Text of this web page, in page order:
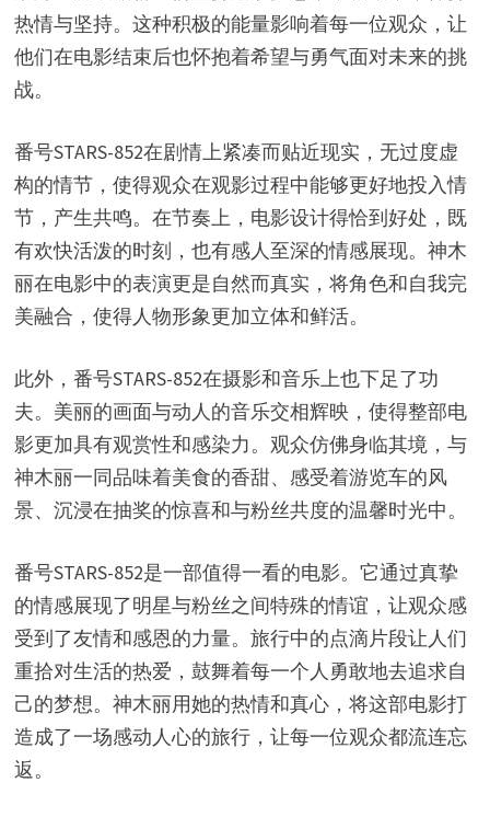
热情与坚持。这种积极的能量影响着每一位观众，让
他们在电影结束后也怀抱着希望与勇气面对未来的挑
战。
番号STARS-852在剧情上紧凑而贴近现实，无过度虚
构的情节，使得观众在观影过程中能够更好地投入情
节，产生共鸣。在节奏上，电影设计得恰到好处，既
有欢快活泼的时刻，也有感人至深的情感展现。神木
丽在电影中的表演更是自然而真实，将角色和自我完
美融合，使得人物形象更加立体和鲜活。
此外，番号STARS-852在摄影和音乐上也下足了功
夫。美丽的画面与动人的音乐交相辉映，使得整部电
影更加具有观赏性和感染力。观众仿佛身临其境，与
神木丽一同品味着美食的香甜、感受着游览车的风
景、沉浸在抽奖的惊喜和与粉丝共度的温馨时光中。
番号STARS-852是一部值得一看的电影。它通过真挚
的情感展现了明星与粉丝之间特殊的情谊，让观众感
受到了友情和感恩的力量。旅行中的点滴片段让人们
重拾对生活的热爱，鼓舞着每一个人勇敢地去追求自
己的梦想。神木丽用她的热情和真心，将这部电影打
造成了一场感动人心的旅行，让每一位观众都流连忘
返。